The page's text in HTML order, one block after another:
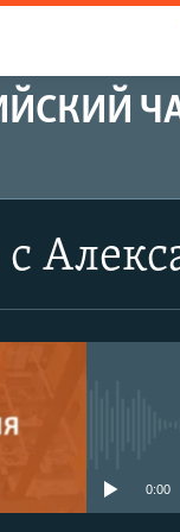
0:00